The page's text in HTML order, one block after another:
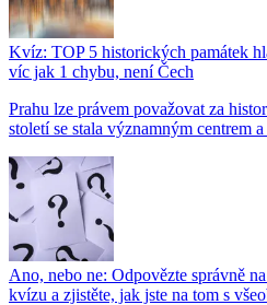
Kvíz: TOP 5 historických památek
víc jak 1 chybu, není Čech
Prahu lze právem považovat za
století se stala významným centrem
Ano, nebo ne: Odpovězte správně
kvízu a zjistěte, jak jste na tom s